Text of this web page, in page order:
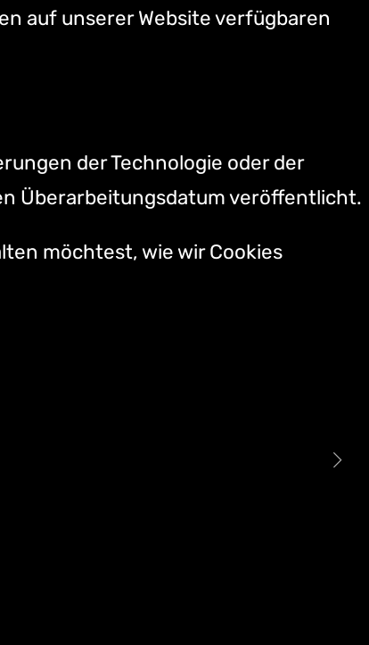
auf unserer Website verfügbaren
der Technologie oder der
Überarbeitungsdatum veröffentlicht.
möchtest, wie wir Cookies